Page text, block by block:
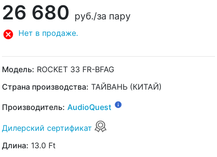
26 680 руб./за пару
Нет в продаже.
Модель: ROCKET 33 FR-BFAG
Страна производства: ТАЙВАНЬ (КИТАЙ)
Производитель: AudioQuest
Дилерский сертификат
Длина: 13.0 Ft